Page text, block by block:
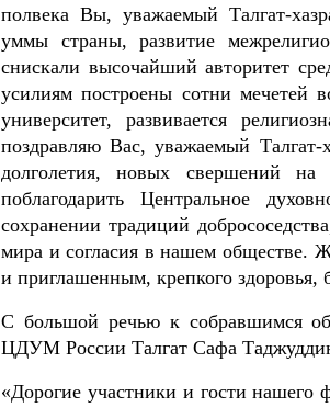
полвека Вы, уважаемый Талгат-
уммы страны, развитие
снискали высочайший авторитет
усилиям построены сотни мечетей
университет, развивается
поздравляю Вас, уважаемый
долголетия, новых свершений
поблагодарить Центральное
сохранении традиций
мира и согласия в нашем обществе.
и приглашенным, крепкого здоровья,
С большой речью к собравшимся
ЦДУМ России Талгат Сафа
«Дорогие участники и гости нашего